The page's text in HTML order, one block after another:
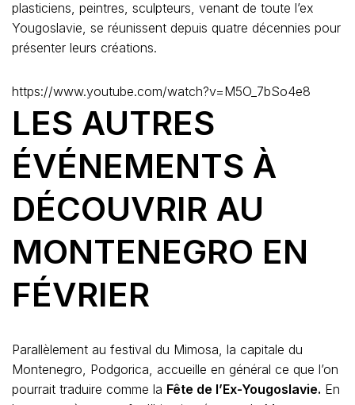
plasticiens, peintres, sculpteurs, venant de toute l’ex
Yougoslavie, se réunissent depuis quatre décennies pour
présenter leurs créations.
https://www.youtube.com/watch?v=M5O_7bSo4e8
LES AUTRES
ÉVÉNEMENTS À
DÉCOUVRIR AU
MONTENEGRO EN
FÉVRIER
Parallèlement au festival du Mimosa, la capitale du
Montenegro, Podgorica, accueille en général ce que l’on
pourrait traduire comme la Fête de l’Ex-Yougoslavie. En